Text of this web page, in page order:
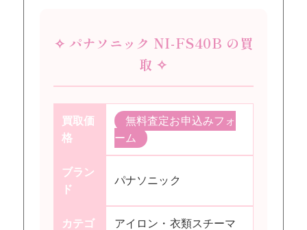
✧ パナソニック NI-FS40B の買
取 ✧
買取価
格
無料査定お申込みフォ
ーム
ブラン
ド
パナソニック
カテゴ
アイロン・衣類スチーマ